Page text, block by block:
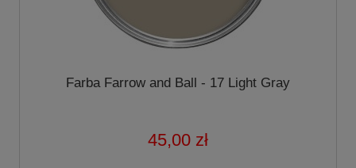
Farba Farrow and Ball - 17 Light Gray
45,00 zł